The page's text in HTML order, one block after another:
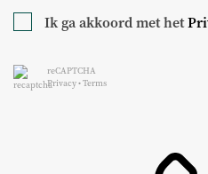
instemming van de
totstandkoming van een
Ik ga akkoord met het
reCAPTCHA
Privacy•Terms